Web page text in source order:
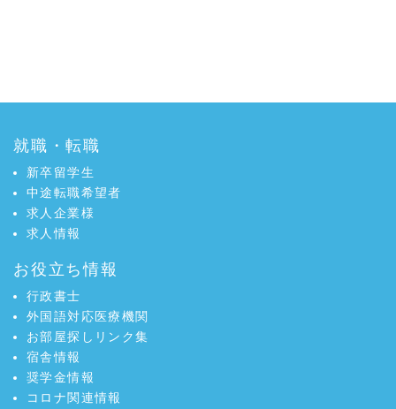
就職・転職
新卒留学生
中途転職希望者
求人企業様
求人情報
お役立ち情報
行政書士
外国語対応医療機関
お部屋探しリンク集
宿舎情報
奨学金情報
コロナ関連情報